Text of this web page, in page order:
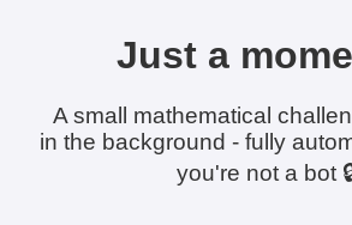
Just a
A small mathematical
in the background - fully
you're not a bot